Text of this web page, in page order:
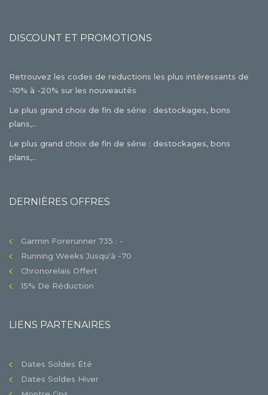
DISCOUNT ET PROMOTIONS
Retrouvez les codes de reductions les plus intéressants de
-10% à -20% sur les nouveautés
Le plus grand choix de fin de série : destockages, bons
plans,...
Le plus grand choix de fin de série : destockages, bons
plans,...
DERNIÈRES OFFRES
Garmin Forerunner 735 : -
Running Weeks Jusqu'à -70
Chronorelais Offert
15% De Réduction
LIENS PARTENAIRES
Dates Soldes Été
Dates Soldes Hiver